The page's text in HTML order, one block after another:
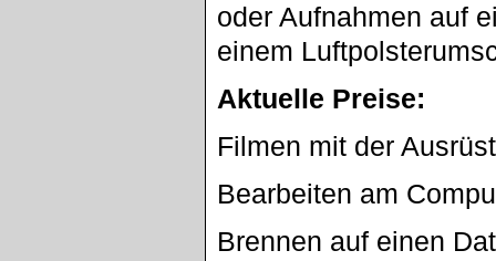
oder Aufnahmen auf
einem
Aktuelle Preise:
Filmen mit der
Bearbeiten am
Brennen auf einen